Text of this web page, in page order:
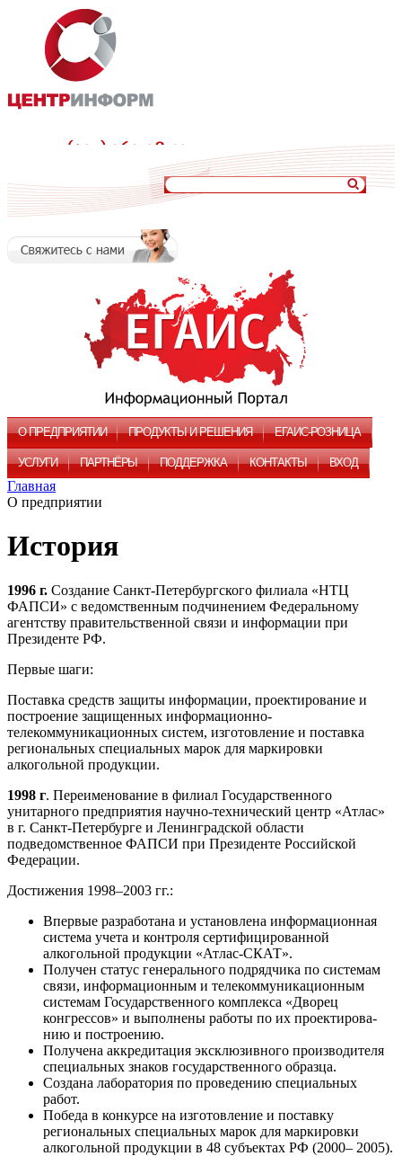
О ПРЕДПРИЯТИИ ПРОДУКТЫ И РЕШЕНИЯ ЕГАИС-РОЗНИЦА
УСЛУГИ ПАРТНЁРЫ ПОДДЕРЖКА КОНТАКТЫ ВХОД
Главная
О предприятии
История
1996 г. Создание Санкт-Петербургского филиа­ла «НТЦ
ФАПСИ» с ведомственным подчинением Федеральному
агентству правительственной связи и информации при
Президенте РФ.
Первые шаги:
Поставка средств защиты информации, проектирование и
построение за­щищенных информационно-
телекоммуникационных систем, изготовление и поставка
региональных специальных марок для маркировки
алкогольной про­дукции.
1998 г. Переименование в филиал Государственно­го
унитарного предприятия научно-технический центр «Атлас»
в г. Санкт-Петербурге и Ленинградской обла­сти
подведомственное ФАПСИ при Президенте Рос­сийской
Федерации.
Достижения 1998–2003 гг.:
Впервые разработана и установлена информаци­онная
система учета и контроля сертифицирован­ной
алкогольной продукции «Атлас-СКАТ».
Получен статус генерального подрядчика по систе­мам
связи, информационным и телекоммуникацион­ным
системам Государственного комплекса «Дворец
конгрессов» и выполнены работы по их проектирова­
нию и построению.
Получена аккредитация эксклюзивного произво­дителя
специальных знаков государственного об­разца.
Создана лаборатория по проведению специаль­ных
работ.
Победа в конкурсе на изготовление и поставку
региональных специальных марок для маркировки
алкогольной продукции в 48 субъектах РФ (2000– 2005).